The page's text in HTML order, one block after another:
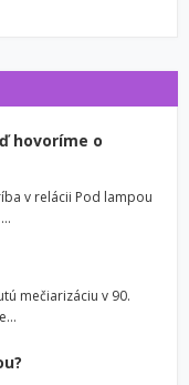
hovoríme o
v relácii Pod lampou
mečiarizáciu v 90.